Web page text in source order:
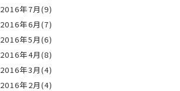
2016年7月(9)
2016年6月(7)
2016年5月(6)
2016年4月(8)
2016年3月(4)
2016年2月(4)